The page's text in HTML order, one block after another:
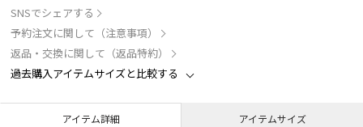
SNSでシェアする
予約注文に関して（注意事項）
返品・交換に関して（返品特約）
過去購入アイテムサイズと比較する
アイテム詳細 アイテムサイズ